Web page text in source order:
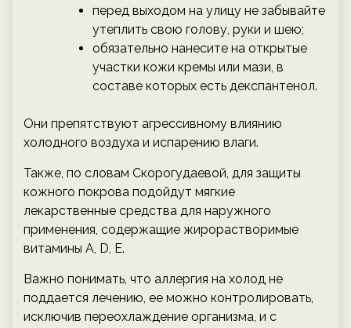
перед выходом на улицу не забывайте
утеплить свою голову, руки и шею;
обязательно нанесите на открытые
участки кожи кремы или мази, в
составе которых есть декспантенол.
Они препятствуют агрессивному влиянию
холодного воздуха и испарению влаги.
Также, по словам Скорогудаевой, для защиты
кожного покрова подойдут мягкие
лекарственные средства для наружного
применения, содержащие жирорастворимые
витамины А, D, Е.
Важно понимать, что аллергия на холод не
поддается лечению, ее можно контролировать,
исключив переохлаждение организма, и с